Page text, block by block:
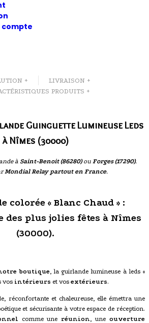
compte
+
LIVRAISON +
PRODUITS +
Guinguette Lumineuse Leds
à Nîmes (30000)
à Saint-Benoit (86280)ou Forges (17290).
Mondial Relay partout en France.
colorée « Blanc Chaud » :
plus jolies fêtes à Nîmes
(30000).
boutique, la guirlande lumineuse à leds «
vos intérieurs et vos extérieurs.
réconfortante et chaleureuse, elle émettra une
et sécurisante à votre espace de réception.
comme une réunion , une ouverture